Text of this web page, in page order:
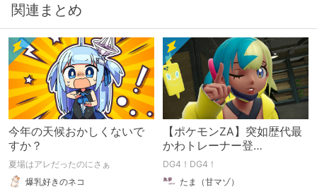
関連まとめ
今年の天候おかしくないで
すか？
夏場はアレだったのにさぁ
爆乳好きのネコ
【ポケモンZA】突如歴代最
かわトレーナー登
場！？！？【推し爆誕】
DG4！DG4！
たま（甘マゾ）